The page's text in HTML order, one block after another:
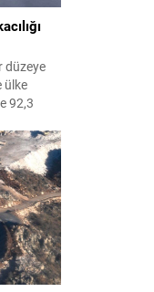
düzeye
ülke
92,3
üzere
artış
ve